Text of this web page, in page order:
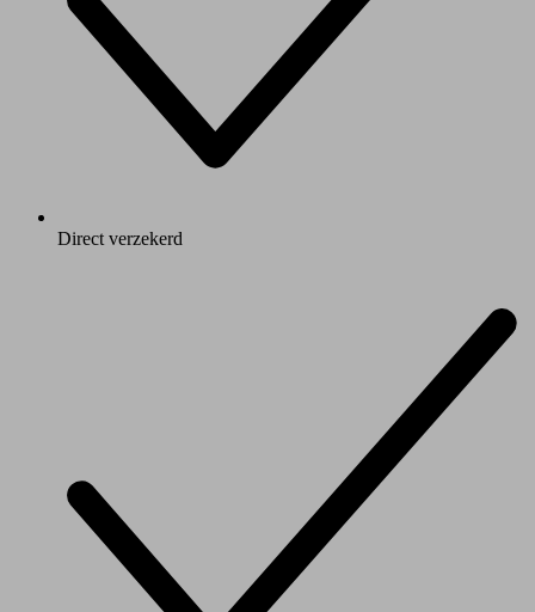
Direct verzekerd